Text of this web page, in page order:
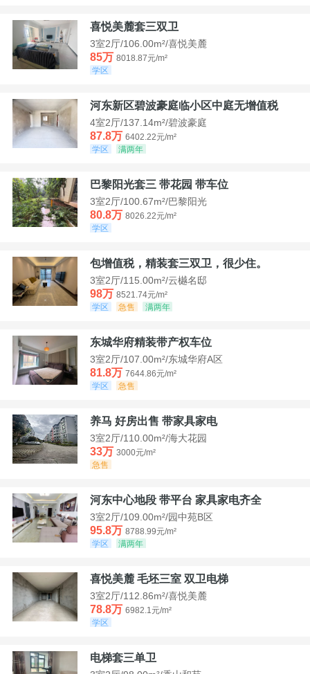
喜悦美麓套三双卫
3室2厅/106.00m²/喜悦美麓
85万 8018.87元/m²
学区
河东新区碧波豪庭临小区中庭无增值税
4室2厅/137.14m²/碧波豪庭
87.8万 6402.22元/m²
学区
满两年
巴黎阳光套三 带花园 带车位
3室2厅/100.67m²/巴黎阳光
80.8万 8026.22元/m²
学区
包增值税，精装套三双卫，很少住。
3室2厅/115.00m²/云樾名邸
98万 8521.74元/m²
学区
急售 满两年
东城华府精装带产权车位
3室2厅/107.00m²/东城华府A区
81.8万 7644.86元/m²
学区
急售
养马 好房出售 带家具家电
3室2厅/110.00m²/海大花园
33万 3000元/m²
急售
河东中心地段 带平台 家具家电齐全
3室2厅/109.00m²/园中苑B区
95.8万 8788.99元/m²
学区
满两年
喜悦美麓 毛坯三室 双卫电梯
3室2厅/112.86m²/喜悦美麓
78.8万 6982.1元/m²
学区
电梯套三单卫